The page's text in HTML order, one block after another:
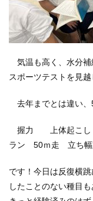
気温も高く、水分補
スポーツテストを見
去年までとは違い
握力 上体起こし
ラン 50ｍ走 立ち幅
です！今日は反復横
したことのない種目